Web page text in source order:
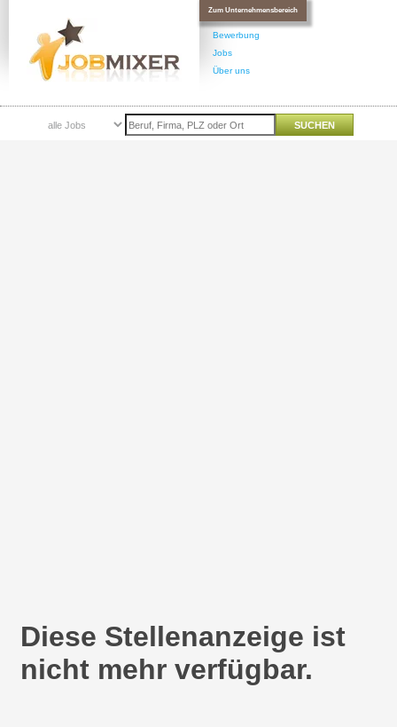
Zum Unternehmensbereich
Bewerbung
Jobs
Über uns